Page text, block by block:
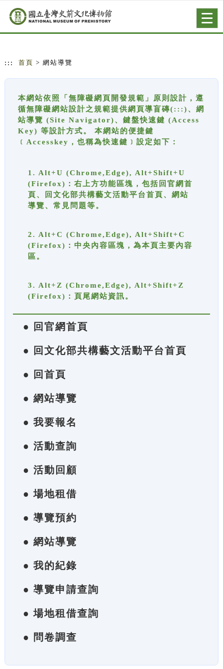
跳到主要內容
網站導覽
::: 首頁 > 網站導覽
本網站依照「無障礙網頁開發規範」原則設計，遵
循無障礙網站設計之規範提供網頁導盲磚(:::)、網
站導覽 (Site Navigator)、鍵盤快速鍵 (Access
Key) 等設計方式。 本網站的便捷鍵
﹝Accesskey，也稱為快速鍵﹞設定如下：
1. Alt+U (Chrome,Edge), Alt+Shift+U
(Firefox)：右上方功能區塊，包括回官網首
頁、回文化部共構藝文活動平台首頁、網站
導覽、常見問題等。
2. Alt+C (Chrome,Edge), Alt+Shift+C
(Firefox)：中央內容區塊，為本頁主要內容
區。
3. Alt+Z (Chrome,Edge), Alt+Shift+Z
(Firefox)：頁尾網站資訊。
● 回官網首頁
● 回文化部共構藝文活動平台首頁
● 回首頁
● 網站導覽
● 我要報名
● 活動查詢
● 活動回顧
● 場地租借
● 導覽預約
● 網站導覽
● 我的紀錄
● 導覽申請查詢
● 場地租借查詢
● 問卷調查